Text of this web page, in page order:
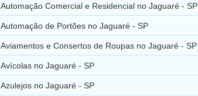
Automação Comercial e Residencial no Jaguaré - SP
Automação de Portões no Jaguaré - SP
Aviamentos e Consertos de Roupas no Jaguaré - SP
Avícolas no Jaguaré - SP
Azulejos no Jaguaré - SP